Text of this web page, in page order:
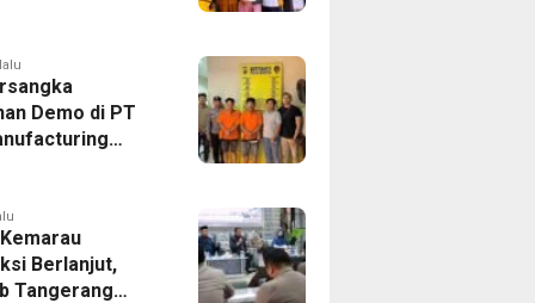
Pekerja
Demo di PT
Ditahan, Polda
Pengelolaan
Berlanjut,
Tangerang